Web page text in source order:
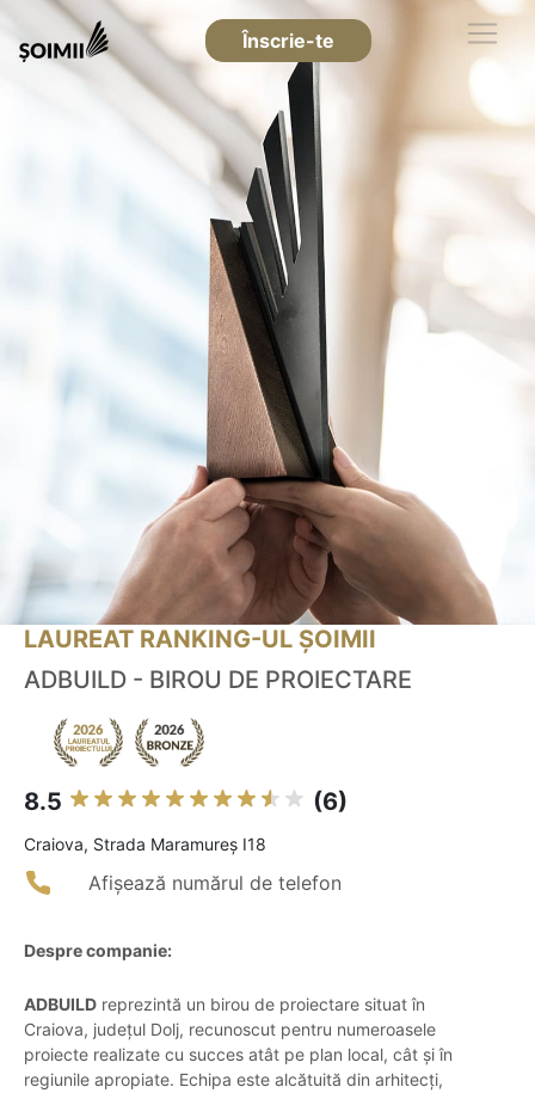
Înscrie-te
LAUREAT RANKING-UL ȘOIMII
ADBUILD - BIROU DE PROIECTARE
8.5 (6)
Craiova, Strada Maramureș I18
Afișează numărul de telefon
Despre companie:
ADBUILD reprezintă un birou de proiectare situat în
Craiova, județul Dolj, recunoscut pentru numeroasele
proiecte realizate cu succes atât pe plan local, cât și în
regiunile apropiate. Echipa este alcătuită din arhitecți,